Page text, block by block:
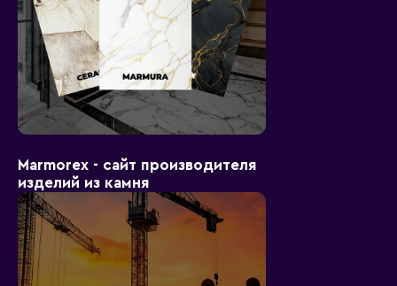
Marmorex - сайт производителя
изделий из камня